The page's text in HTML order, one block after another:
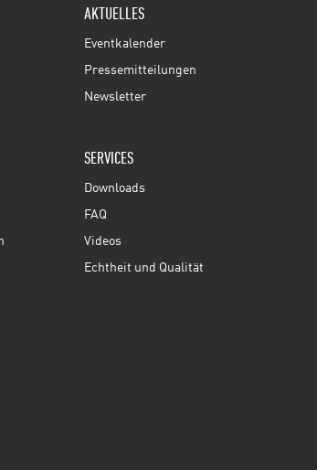
AKTUELLES
Eventkalender
Pressemitteilungen
Newsletter
SERVICES
Downloads
FAQ
Videos
Echtheit und Qualität